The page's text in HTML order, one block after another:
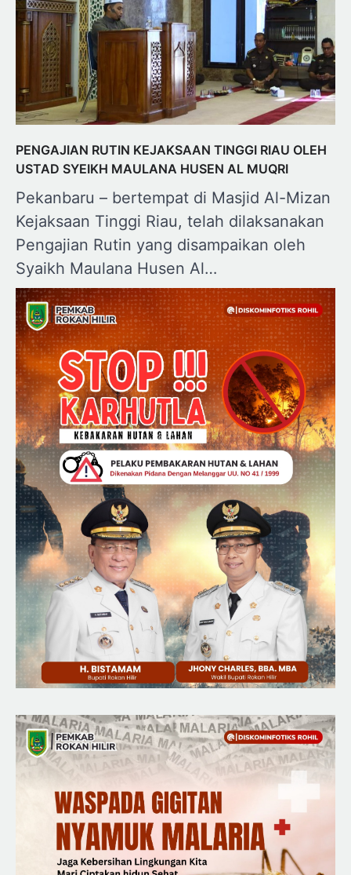
PENGAJIAN RUTIN KEJAKSAAN TINGGI RIAU OLEH
USTAD SYEIKH MAULANA HUSEN AL MUQRI
Pekanbaru – bertempat di Masjid Al-Mizan
Kejaksaan Tinggi Riau, telah dilaksanakan
Pengajian Rutin yang disampaikan oleh
Syaikh Maulana Husen Al…